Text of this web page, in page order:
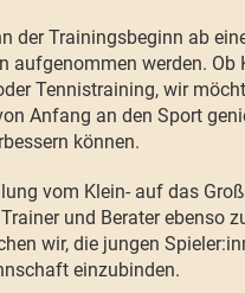
der Trainingsbeginn ab
aufgenommen werden. Ob
Tennistraining, wir
Anfang an den Sport
können.
vom Klein- auf das
und Berater ebenso
wir, die jungen
einzubinden.